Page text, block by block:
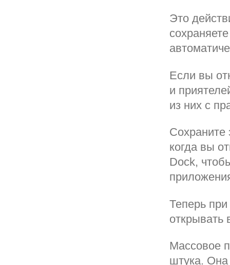
Это
Если вы
и
из них с
Сохраните
когда вы
Dock,
Теперь
открывать
Массовое
штука. Она